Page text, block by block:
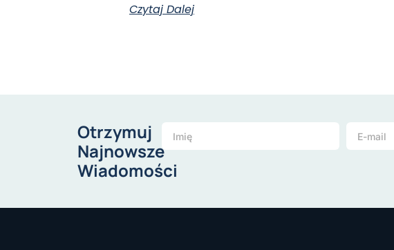
Czytaj Dalej
Otrzymuj
Najnowsze
Wiadomości